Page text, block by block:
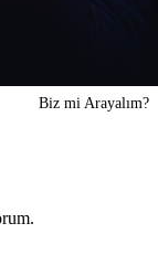
Biz mi Arayalım?